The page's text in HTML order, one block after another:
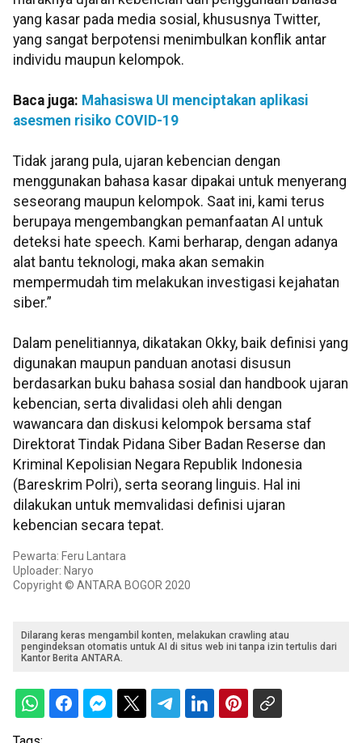
yang kasar pada media sosial, khususnya Twitter,
yang sangat berpotensi menimbulkan konflik antar
individu maupun kelompok.
Baca juga: Mahasiswa UI menciptakan aplikasi
asesmen risiko COVID-19
Tidak jarang pula, ujaran kebencian dengan
menggunakan bahasa kasar dipakai untuk menyerang
seseorang maupun kelompok. Saat ini, kami terus
berupaya mengembangkan pemanfaatan AI untuk
deteksi hate speech. Kami berharap, dengan adanya
alat bantu teknologi, maka akan semakin
mempermudah tim melakukan investigasi kejahatan
siber.”
Dalam penelitiannya, dikatakan Okky, baik definisi yang
digunakan maupun panduan anotasi disusun
berdasarkan buku bahasa sosial dan handbook ujaran
kebencian, serta divalidasi oleh ahli dengan
wawancara dan diskusi kelompok bersama staf
Direktorat Tindak Pidana Siber Badan Reserse dan
Kriminal Kepolisian Negara Republik Indonesia
(Bareskrim Polri), serta seorang linguis. Hal ini
dilakukan untuk memvalidasi definisi ujaran
kebencian secara tepat.
Pewarta: Feru Lantara
Uploader: Naryo
Copyright © ANTARA BOGOR 2020
Dilarang keras mengambil konten, melakukan crawling atau
pengindeksan otomatis untuk AI di situs web ini tanpa izin tertulis dari
Kantor Berita ANTARA.